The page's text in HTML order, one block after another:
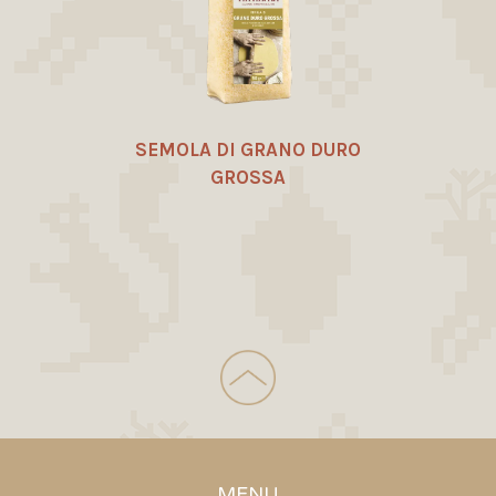
SEMOLA DI GRANO DURO
GROSSA